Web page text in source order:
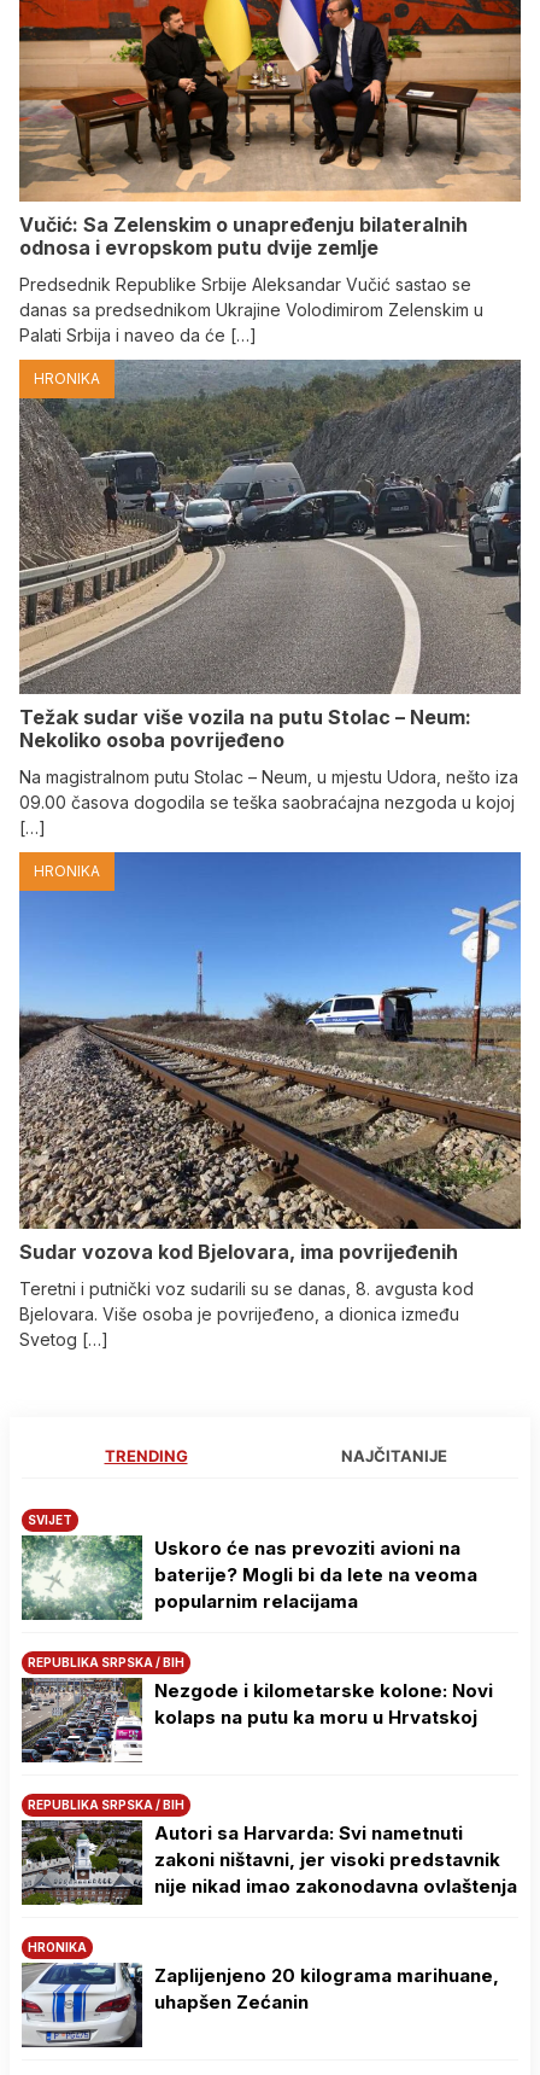
Vučić: Sa Zelenskim o unapređenju bilateralnih
odnosa i evropskom putu dvije zemlje
Predsednik Republike Srbije Aleksandar Vučić sastao se
danas sa predsednikom Ukrajine Volodimirom Zelenskim u
Palati Srbija i naveo da će […]
HRONIKA
Težak sudar više vozila na putu Stolac – Neum:
Nekoliko osoba povrijeđeno
Na magistralnom putu Stolac – Neum, u mjestu Udora, nešto iza
09.00 časova dogodila se teška saobraćajna nezgoda u kojoj
[…]
HRONIKA
Sudar vozova kod Bjelovara, ima povrijeđenih
Teretni i putnički voz sudarili su se danas, 8. avgusta kod
Bjelovara. Više osoba je povrijeđeno, a dionica između
Svetog […]
TRENDING NAJČITANIJE
SVIJET
Uskoro će nas prevoziti avioni na
baterije? Mogli bi da lete na veoma
popularnim relacijama
REPUBLIKA SRPSKA / BIH
Nezgode i kilometarske kolone: Novi
kolaps na putu ka moru u Hrvatskoj
REPUBLIKA SRPSKA / BIH
Autori sa Harvarda: Svi nametnuti
zakoni ništavni, jer visoki predstavnik
nije nikad imao zakonodavna ovlaštenja
HRONIKA
Zaplijenjeno 20 kilograma marihuane,
uhapšen Zećanin